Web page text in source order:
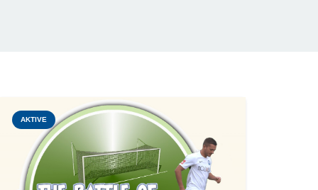
AKTIVE